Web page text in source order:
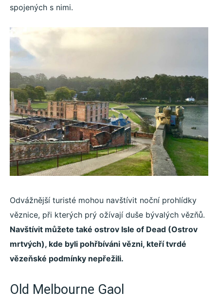
spojených s nimi.
Odvážnější turisté mohou navštívit noční prohlídky
věznice, při kterých prý ožívají duše bývalých vězňů.
Navštívit můžete také ostrov Isle of Dead (Ostrov
mrtvých), kde byli pohřbíváni vězni, kteří tvrdé
vězeňské podmínky nepřežili.
Old Melbourne Gaol